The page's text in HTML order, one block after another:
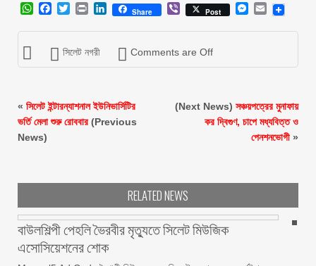
WhatsApp
Facebook
Twitter
Print LinkedIn
Share ViberPost Messenger
Email
সিলেট নগরী Comments are Off
« সিলেট ইন্টারন্যাশনাল ইউনিভার্সিটির
ভর্তি মেলা শুরু রোববার(Previous
News)
(Next News) সঞ্চয়পত্রের মুনাফায়
কর দ্বিগুণ, চাপে মধ্যবিত্ত ও
পেনশনভোগী »
RELATED NEWS
বাউলশিল্পী পেহলি ভৈরবীর মৃত্যুতে সিলেট মিউজিক
এসোসিয়েশনের শোক